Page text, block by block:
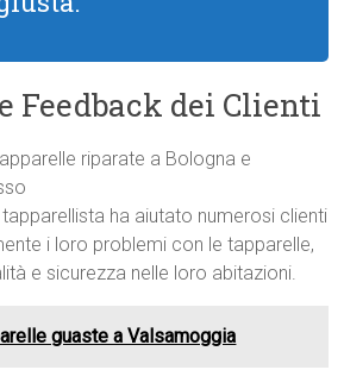
Feedback dei Clienti
riparate a Bologna e
ha aiutato numerosi clienti
i loro problemi con le tapparelle,
e sicurezza nelle loro abitazioni.
guaste a Valsamoggia